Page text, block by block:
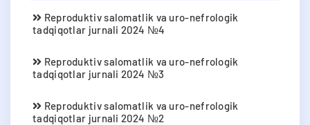
Reproduktiv salomatlik va uro-nefrologik
tadqiqotlar jurnali 2024 №4
Reproduktiv salomatlik va uro-nefrologik
tadqiqotlar jurnali 2024 №3
Reproduktiv salomatlik va uro-nefrologik
tadqiqotlar jurnali 2024 №2